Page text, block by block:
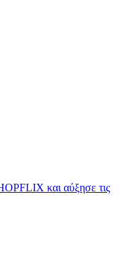
και αύξησε τις